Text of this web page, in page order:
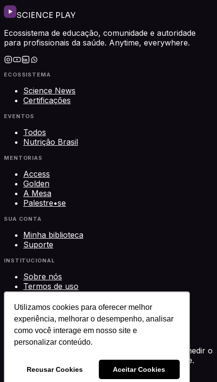
Utilizamos cookies para oferecer melhor
experiência, melhorar o desempenho, analisar
como você interage em nosso site e
personalizar conteúdo.
Recusar Cookies Aceitar Cookies
SCIENCE PLAY
Ecossistema de educação, comunidade e autoridade
para profissionais da saúde. Anytime, everywhere.
ECOSSISTEMA
Science News
Certificações
EVENTOS
Todos
Nutrição Brasil
MENTORIAS
Access
Golden
A Mesa
Palestre•se
SUA CONTA
Minha biblioteca
Suporte
INSTITUCIONAL
Sobre nós
Termos de uso
Privacidade
Contato
2026Science Play Cursos LTDA · CNPJ
33.612.911/0001-29 · Brasília, DFScience Play®
Usamos cookies para melhorar sua experiência, medir o
desempenho e personalizar conteúdo. Você decide.
Política de privacidade